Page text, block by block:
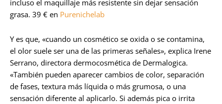
incluso el maquillaje más resistente sin dejar sensación
grasa. 39 € en Purenichelab
Y es que, «cuando un cosmético se oxida o se contamina,
el olor suele ser una de las primeras señales», explica Irene
Serrano, directora dermocosmética de Dermalogica.
«También pueden aparecer cambios de color, separación
de fases, textura más líquida o más grumosa, o una
sensación diferente al aplicarlo. Si además pica o irrita